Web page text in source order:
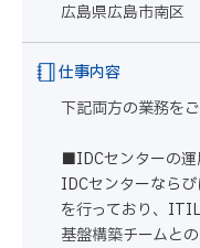
広島県広島市南区
仕事内容
下記両方の業務を
■IDCセンターの運
IDCセンターなら
を行っており、
基盤構築チームと